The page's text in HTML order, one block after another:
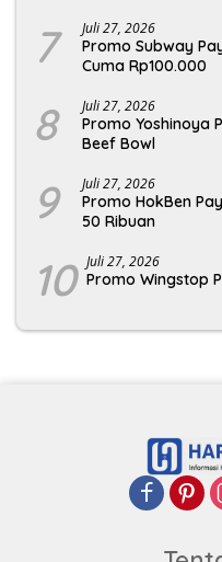
7 Juli 27, 2026
Promo Subway
Cuma Rp100.000
8 Juli 27, 2026
Promo Yoshinoya
Beef Bowl
9 Juli 27, 2026
Promo HokBen
50 Ribuan
10 Juli 27, 2026
Promo Wingstop